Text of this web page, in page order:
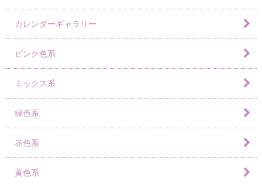
カレンダーギャラリー
ピンク色系
ミックス系
緑色系
赤色系
黄色系